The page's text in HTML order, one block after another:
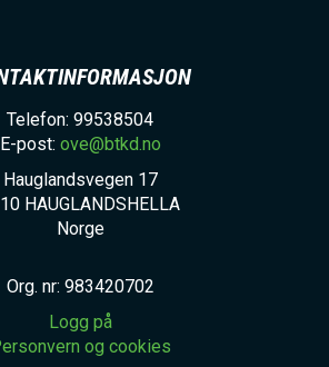
Telefon: 99538504
E-post: ove@btkd.no
Hauglandsvegen 17
HAUGLANDSHELLA
Norge
Org. nr: 983420702
Logg på
og cookies